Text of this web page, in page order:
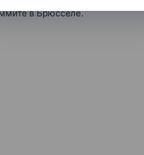
в Брюсселе.